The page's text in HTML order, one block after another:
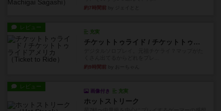
約7時間前
レビュー
充実
チケットトゥライド / チケットトゥライドアメリカ
約9時間前
レビュー
画像付き 充実
ホットストリーク